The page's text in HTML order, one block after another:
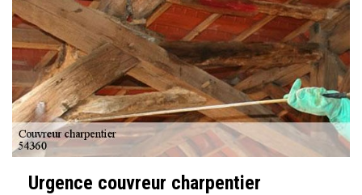
Urgence couvreur charpentier